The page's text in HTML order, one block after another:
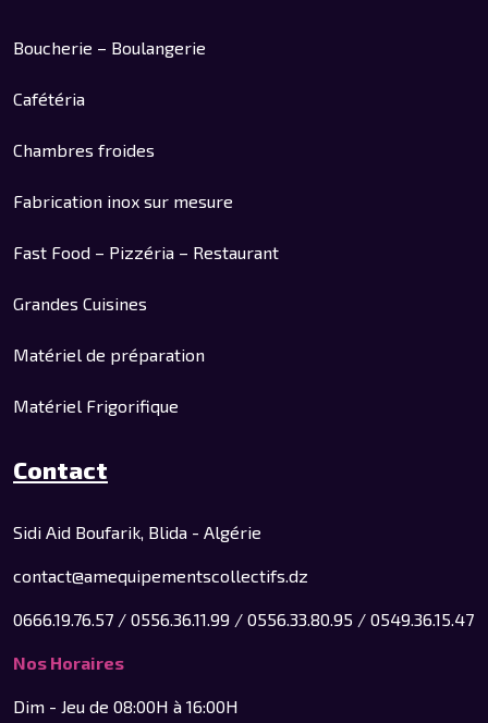
Boucherie – Boulangerie
Cafétéria
Chambres froides
Fabrication inox sur mesure
Fast Food – Pizzéria – Restaurant
Grandes Cuisines
Matériel de préparation
Matériel Frigorifique
Contact
Sidi Aid Boufarik, Blida - Algérie
contact@amequipementscollectifs.dz
0666.19.76.57 / 0556.36.11.99 / 0556.33.80.95 / 0549.36.15.47
Nos Horaires
Dim - Jeu de 08:00H à 16:00H